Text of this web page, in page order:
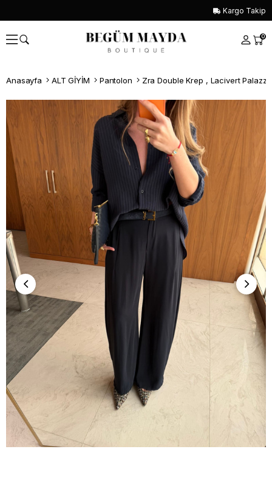
Kargo Takip
0
Anasayfa ALT GİYİM Pantolon Zra Double Krep , Lacivert
Whatsapp İle Sipariş ver